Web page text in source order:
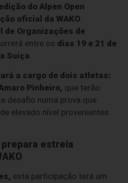
do Alpen Open
oficial da WAKO
de Organizações de
entre os dias 19 e 21 de
Suíça.
a cargo de dois atletas:
Pinheiro, que terão
desafio numa prova que
elevado nível provenientes
prepara estreia
esta participação terá um